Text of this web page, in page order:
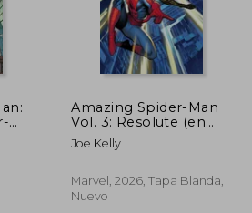
$ 25.33
40%
dcto.
Amazing Spider-Man
Vol. 3: Resolute (en
Inglés)
Joe Kelly
Marvel, 2026, Tapa Blanda,
Nuevo